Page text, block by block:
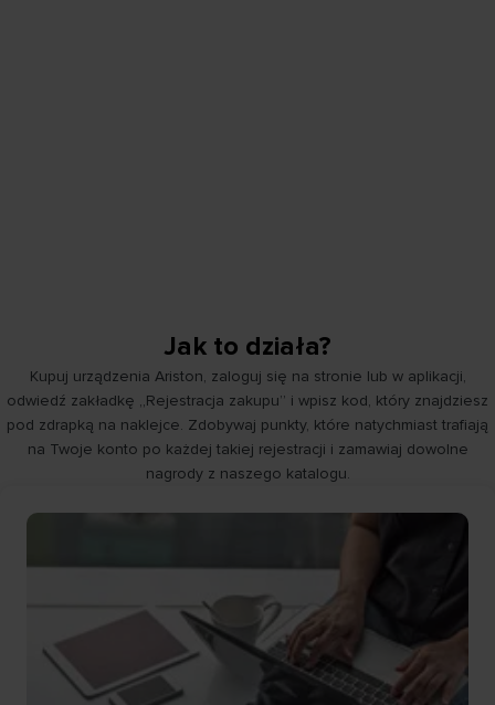
Jak to działa?
Kupuj urządzenia Ariston, zaloguj się na stronie lub w aplikacji,
odwiedź zakładkę „Rejestracja zakupu” i wpisz kod, który znajdziesz
pod zdrapką na naklejce. Zdobywaj punkty, które natychmiast trafiają
na Twoje konto po każdej takiej rejestracji i zamawiaj dowolne
nagrody z naszego katalogu.